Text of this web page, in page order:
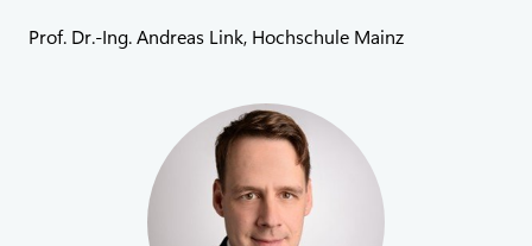
Prof. Dr.-Ing. Andreas Link, Hochschule Mainz